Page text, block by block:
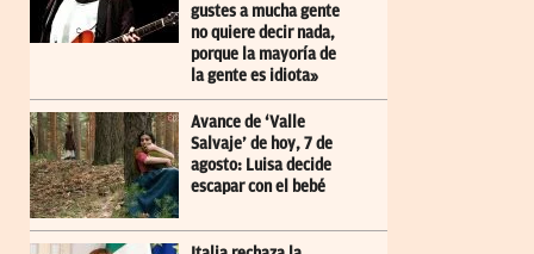
gustes a mucha gente
no quiere decir nada,
porque la mayoría de
la gente es idiota»
Avance de ‘Valle
Salvaje’ de hoy, 7 de
agosto: Luisa decide
escapar con el bebé